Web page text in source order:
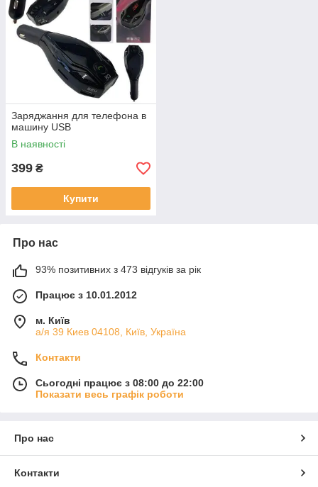
Заряджання для телефона в
машину USB
В наявності
399 ₴
Купити
Про нас
93% позитивних з 473 відгуків за рік
Працює з 10.01.2012
м. Київ
а/я 39 Киев 04108, Київ, Україна
Контакти
Сьогодні працює з 08:00 до 22:00
Показати весь графік роботи
Про нас
Контакти